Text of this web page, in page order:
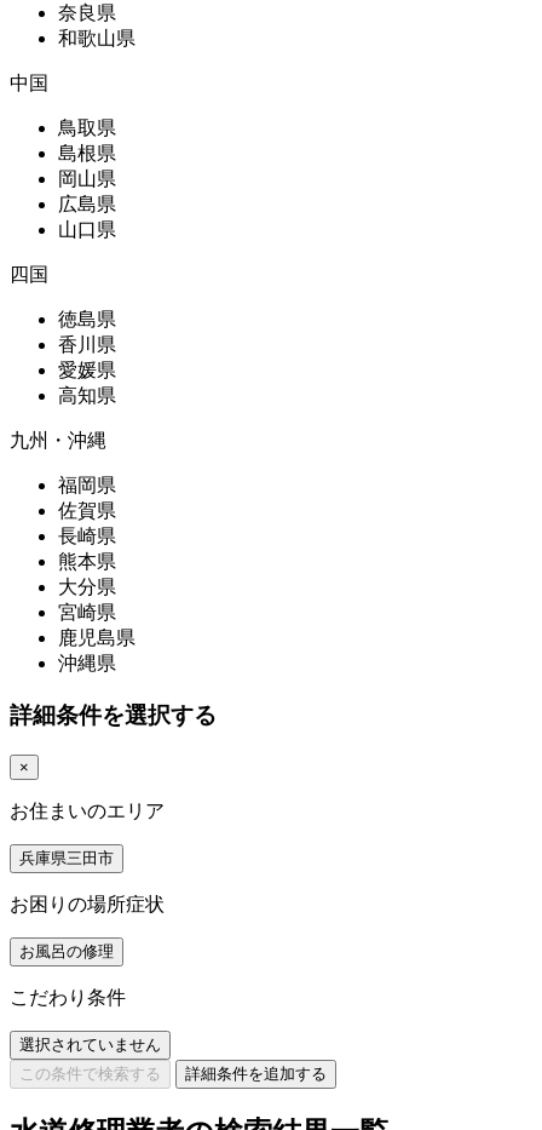
奈良県
和歌山県
中国
鳥取県
島根県
岡山県
広島県
山口県
四国
徳島県
香川県
愛媛県
高知県
九州・沖縄
福岡県
佐賀県
長崎県
熊本県
大分県
宮崎県
鹿児島県
沖縄県
詳細条件を選択する
×
お住まいのエリア
兵庫県三田市
お困りの場所症状
お風呂の修理
こだわり条件
選択されていません
この条件で検索する
詳細条件を追加する